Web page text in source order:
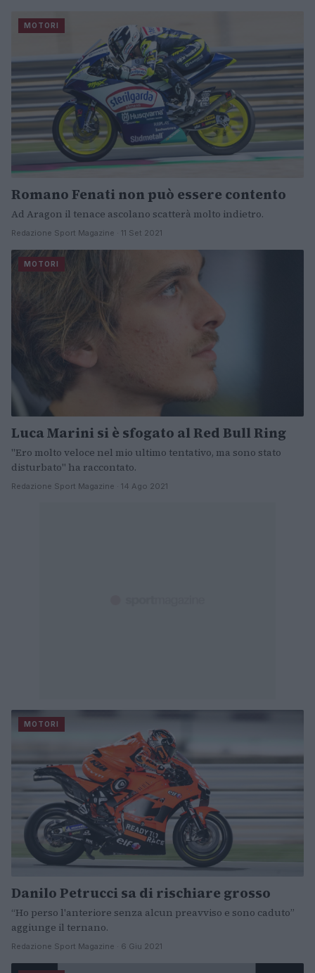
MOTORI
Romano Fenati non può essere contento
Ad Aragon il tenace ascolano scatterà molto indietro.
Redazione Sport Magazine · 11 Set 2021
MOTORI
Luca Marini si è sfogato al Red Bull Ring
"Ero molto veloce nel mio ultimo tentativo, ma sono stato
disturbato" ha raccontato.
Redazione Sport Magazine · 14 Ago 2021
MOTORI
Danilo Petrucci sa di rischiare grosso
“Ho perso l'anteriore senza alcun preavviso e sono caduto”
aggiunge il ternano.
Redazione Sport Magazine · 6 Giu 2021